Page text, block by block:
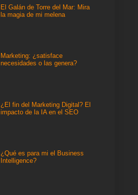
El Galán de Torre del Mar: Mira
la magia de mi melena
Marketing: ¿satisface
necesidades o las genera?
¿El fin del Marketing Digital? El
impacto de la IA en el SEO
¿Qué es para mi el Business
Intelligence?